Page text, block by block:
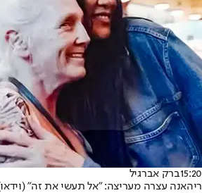
15:20ברק אברגיל
ריהאנה עצרה מעריצה: "אל תעשי את זה"